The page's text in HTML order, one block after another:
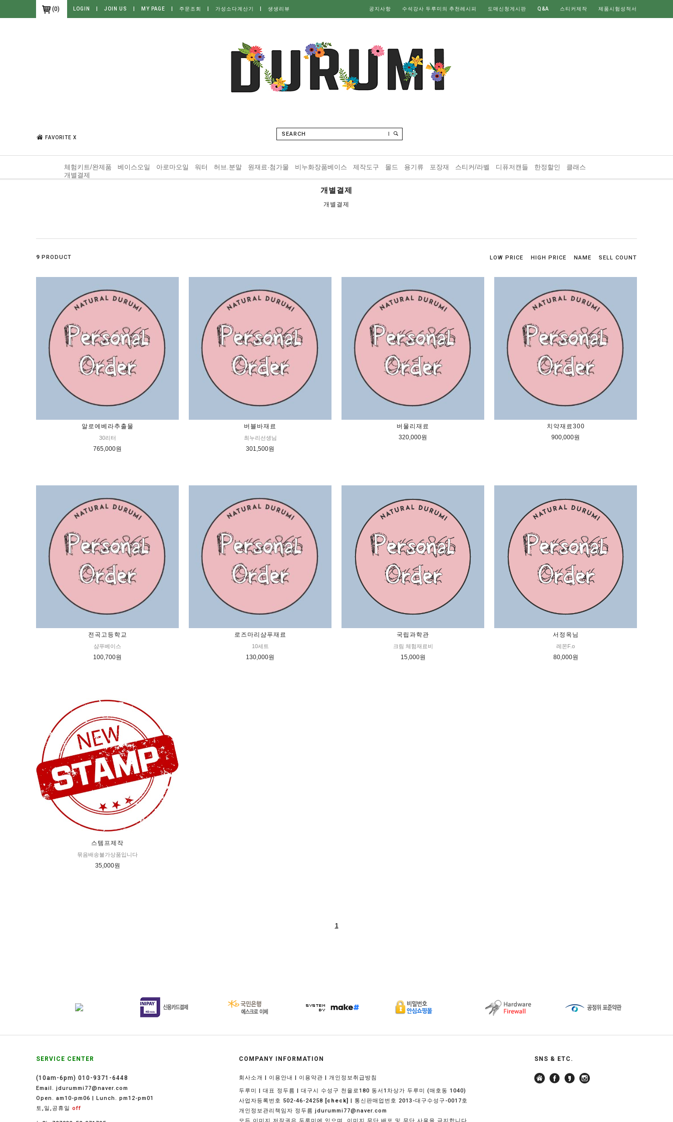
(0) LOGIN JOIN US MY PAGE 주문조회 가성소다계산기 생생리뷰 공지사항 수석강사 두루미의 추천레시피 도매신청게시판 Q&A 스티커제작 제품시험성적서
FAVORITE X
SEARCH
체험키트/완제품 베이스오일 아로마오일 워터 허브.분말 원재료·첨가물 비누화장품베이스 제작도구 몰드 용기류 포장재 스티커/라벨 디퓨저캔들 한정할인
클래스
개별결제
개별결제
개별결제
9 PRODUCT LOW PRICE HIGH PRICE NAME SELL COUNT
알로에베라추출물
30리터
765,000원
버블바재료
최누리선생님
301,500원
버물리재료
320,000원
치약재료300
900,000원
전곡고등학교
샴푸베이스
100,700원
로즈마리샴푸재료
10세트
130,000원
국립과학관
크림 체험재료비
15,000원
서정옥님
레몬F.o
80,000원
스템프제작
묶음배송불가상품입니다
35,000원
1
SERVICE CENTER
(10am-6pm) 010-9371-6448
Email. jdurummi77@naver.com
Open. am10-pm06 | Lunch. pm12-pm01
토,일,공휴일 off
COMPANY INFORMATION
회사소개 | 이용안내 | 이용약관 | 개인정보취급방침
두루미 | 대표 정두름 | 대구시 수성구 천을로180 동서1차상가 두루미 (매호동 1040)
사업자등록번호 502-46-24258 [check] | 통신판매업번호 2013-대구수성구-0017호
개인정보관리책임자 정두름 jdurummi77@naver.com
모든 이미지 저작권은 두루미에 있으며, 이미지 무단 배포 및 무단 사용을 금지합니다.
SNS & ETC.